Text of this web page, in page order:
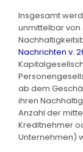
Insgesamt
unmittelbar von
Nachrichten v.
ab dem
ihren
Anzahl der
Kreditnehmer
Unternehmen)